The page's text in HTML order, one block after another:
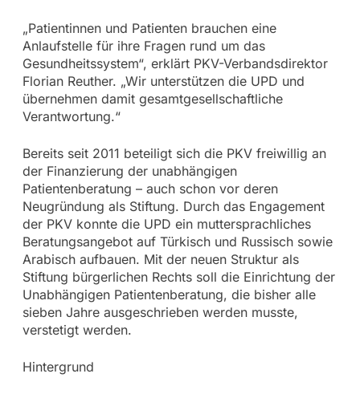
„Patientinnen und Patienten brauchen eine
Anlaufstelle für ihre Fragen rund um das
Gesundheitssystem“, erklärt PKV-Verbandsdirektor
Florian Reuther. „Wir unterstützen die UPD und
übernehmen damit gesamtgesellschaftliche
Verantwortung.“
Bereits seit 2011 beteiligt sich die PKV freiwillig an
der Finanzierung der unabhängigen
Patientenberatung – auch schon vor deren
Neugründung als Stiftung. Durch das Engagement
der PKV konnte die UPD ein muttersprachliches
Beratungsangebot auf Türkisch und Russisch sowie
Arabisch aufbauen. Mit der neuen Struktur als
Stiftung bürgerlichen Rechts soll die Einrichtung der
Unabhängigen Patientenberatung, die bisher alle
sieben Jahre ausgeschrieben werden musste,
verstetigt werden.
Hintergrund